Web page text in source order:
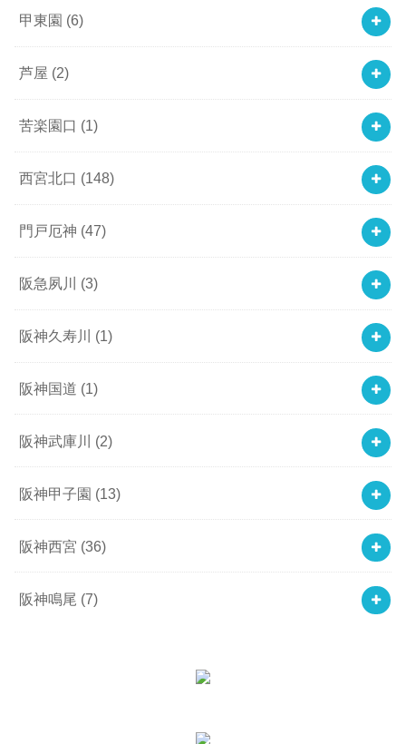
甲東園 (6)
芦屋 (2)
苦楽園口 (1)
西宮北口 (148)
門戸厄神 (47)
阪急夙川 (3)
阪神久寿川 (1)
阪神国道 (1)
阪神武庫川 (2)
阪神甲子園 (13)
阪神西宮 (36)
阪神鳴尾 (7)